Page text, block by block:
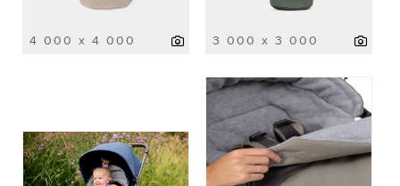
4 000 x 4 000 3 000 x 3 000